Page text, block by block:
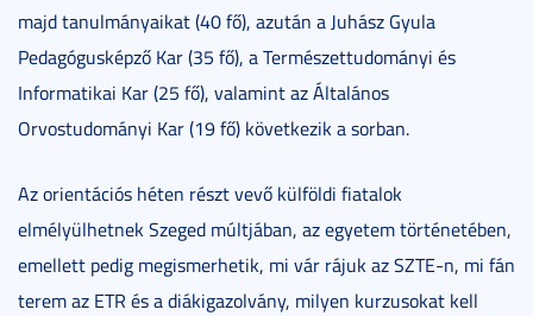
majd tanulmányaikat (40 fő), azután a Juhász Gyula
Pedagógusképző Kar (35 fő), a Természettudományi és
Informatikai Kar (25 fő), valamint az Általános
Orvostudományi Kar (19 fő) következik a sorban.
Az orientációs héten részt vevő külföldi fiatalok
elmélyülhetnek Szeged múltjában, az egyetem történetében,
emellett pedig megismerhetik, mi vár rájuk az SZTE-n, mi fán
terem az ETR és a diákigazolvány, milyen kurzusokat kell